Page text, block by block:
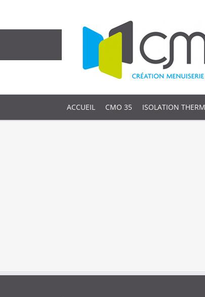
ACCUEIL CMO 35 ISOLATION